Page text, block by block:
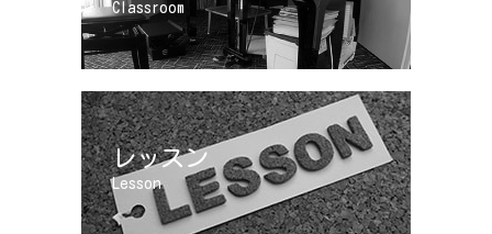
Classroom
レッスン
Lesson